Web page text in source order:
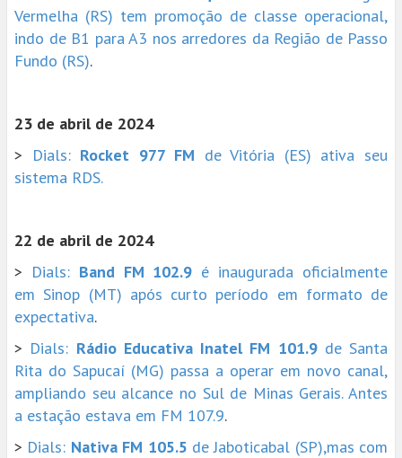
Vermelha (RS) tem promoção de classe operacional,
indo de B1 para A3 nos arredores da Região de Passo
Fundo (RS).
23 de abril de 2024
>
Dials: Rocket 977 FM de Vitória (ES) ativa seu
sistema RDS.
22 de abril de 2024
> Dials: Band FM 102.9 é inaugurada oficialmente
em Sinop (MT) após curto período em formato de
expectativa.
> Dials: Rádio Educativa Inatel FM 101.9de Santa
Rita do Sapucaí (MG) passa a operar em novo canal,
ampliando seu alcance no Sul de Minas Gerais. Antes
a estação estava em FM 107.9.
> Dials: Nativa FM 105.5 de Jaboticabal (SP),mas com